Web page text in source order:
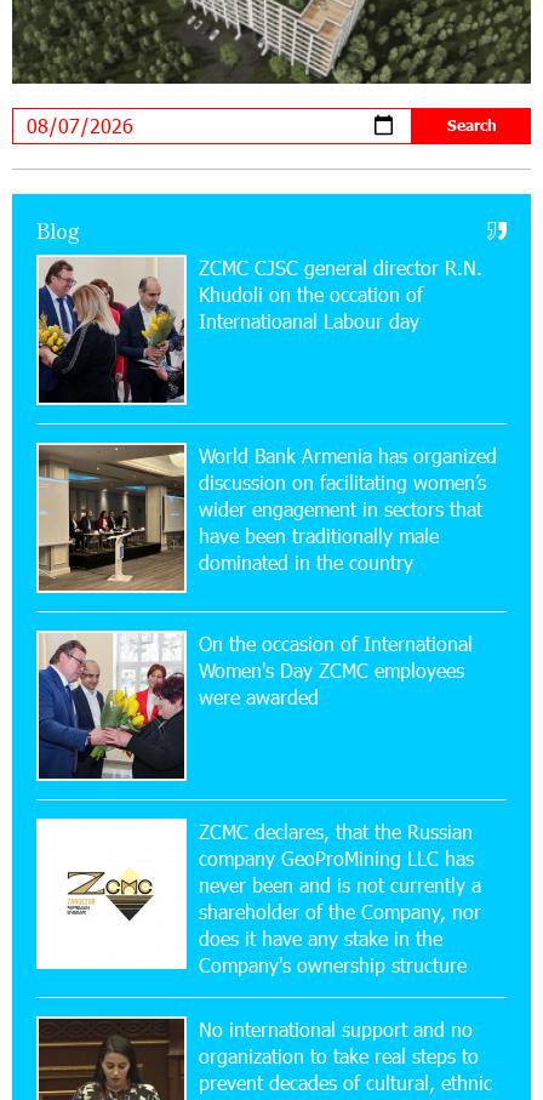
19:04:38 23-07-2026
Scholarship recipients of the “Armenian
Virtuosos” Program participated in the Järvi
Academy and Pärnu Music Festival in Estonia, representing
Armenia on the international stage
20:56:14 22-07-2026
New Financial Skills at the Davidbek Games:
Idram&IDBank
CashIn Services at AraratBank ATMs: Fast,
Simple, and Secure
16:29:04 20-07-2026
Ucom Sales and Service Center Reopens at 3/47
Yerevanyan Street in Yeghvard
15:47:47 17-07-2026
Up to 25% idcoin when purchasing Flyone flight
tickets: Idram&IDBank
Bank for Consumers by Euromoney
11:36:50 17-07-2026
Ucom and Microsoft Innovation Center Help
School Students Build Cybersecurity Skills
12:45:18 16-07-2026
Ucom Supports Installation of 10 kW Solar Plant
in Shenavan, Lori
Blog
ZCMC CJSC general director R.N.
Khudoli on the օccation of
Internatioanal Labour day
World Bank Armenia has organized
discussion on facilitating women’s
wider engagement in sectors that
have been traditionally male
dominated in the country
On the occasion of International
Women's Day ZCMC employees
were awarded
ZCMC declares, that the Russian
company GeoProMining LLC has
never been and is not currently a
shareholder of the Company, nor
does it have any stake in the
Company's ownership structure
No international support and no
organization to take real steps to
prevent decades of cultural, ethnic